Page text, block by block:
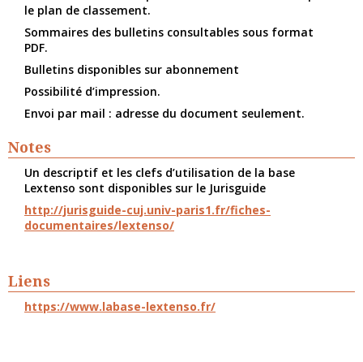
le plan de classement.
Sommaires des bulletins consultables sous format
PDF.
Bulletins disponibles sur abonnement
Possibilité d’impression.
Envoi par mail : adresse du document seulement.
Notes
Un descriptif et les clefs d’utilisation de la base
Lextenso sont disponibles sur le Jurisguide
http://jurisguide-cuj.univ-paris1.fr/fiches-
documentaires/lextenso/
Liens
https://www.labase-lextenso.fr/